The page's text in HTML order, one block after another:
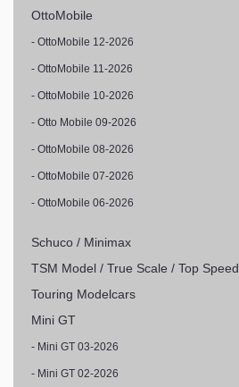
OttoMobile
- OttoMobile 12-2026
- OttoMobile 11-2026
- OttoMobile 10-2026
- Otto Mobile 09-2026
- OttoMobile 08-2026
- OttoMobile 07-2026
- OttoMobile 06-2026
Schuco / Minimax
TSM Model / True Scale / Top Speed
Touring Modelcars
Mini GT
- Mini GT 03-2026
- Mini GT 02-2026